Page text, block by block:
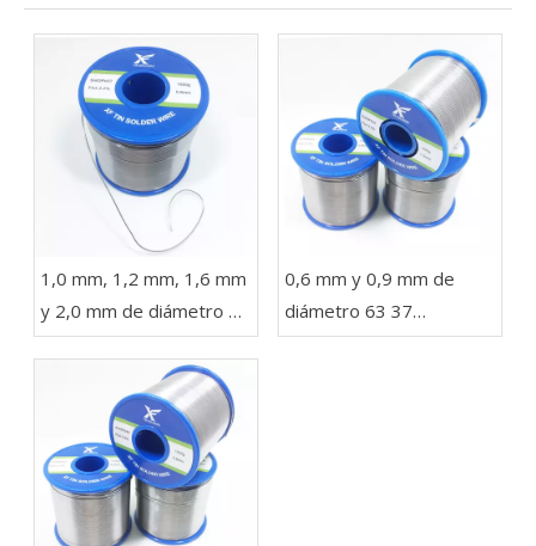
1,0 mm, 1,2 mm, 1,6 mm
y 2,0 mm de diámetro 63
37 Sn Pb Soldadura en un
carrete de 1 kg para
luces LED
0,6 mm y 0,9 mm de
diámetro 63 37
Soldadura de alambre